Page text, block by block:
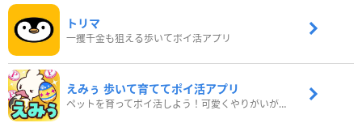
トリマ
一攫千金も狙える歩いてポイ活アプリ
えみぅ 歩いて育ててポイ活アプリ
ペットを育ってポイ活しよう！可愛くやりがいがある新感覚アプリ